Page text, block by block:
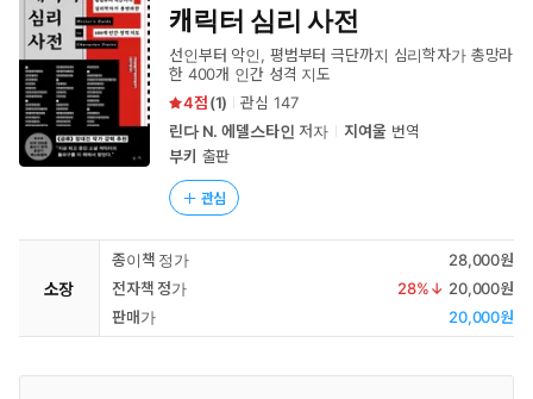
동
캐릭터 심리 사전
선인부터 악인, 평범부터 극단까지 심리학자가 총망라
한 400개 인간 성격 지도
4
(1) 관심 147
린다 N. 에델스타인 저자 지여울번역
부키 출판
관심
소장
종이책 정가
28,000원
전자책 정가
28%↓ 20,000원
판매가
20,000원